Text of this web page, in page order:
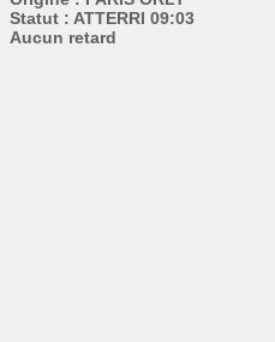
Statut : ATTERRI 09:03
Aucun retard